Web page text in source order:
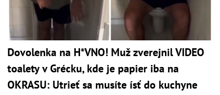
Dovolenka na H*VNO! Muž zverejnil VIDEO
toalety v Grécku, kde je papier iba na
OKRASU: Utrieť sa musíte ísť do kuchyne